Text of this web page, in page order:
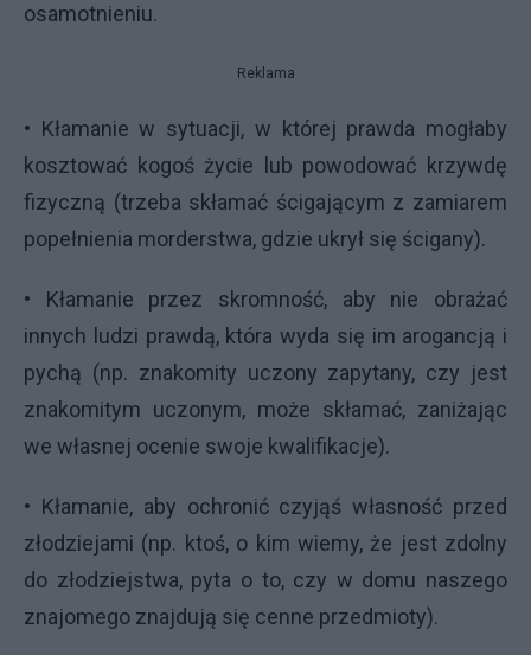
osamotnieniu.
Reklama
• Kłamanie w sytuacji, w której prawda mogłaby
kosztować kogoś życie lub powodować krzywdę
fizyczną (trzeba skłamać ścigającym z zamiarem
popełnienia morderstwa, gdzie ukrył się ścigany).
• Kłamanie przez skromność, aby nie obrażać
innych ludzi prawdą, która wyda się im arogancją i
pychą (np. znakomity uczony zapytany, czy jest
znakomitym uczonym, może skłamać, zaniżając
we własnej ocenie swoje kwalifikacje).
• Kłamanie, aby ochronić czyjąś własność przed
złodziejami (np. ktoś, o kim wiemy, że jest zdolny
do złodziejstwa, pyta o to, czy w domu naszego
znajomego znajdują się cenne przedmioty).